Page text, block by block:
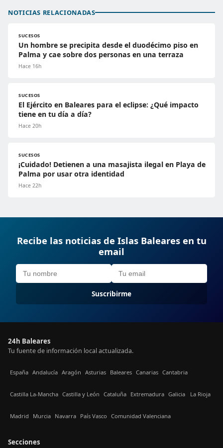
NOTICIAS RELACIONADAS
SUCESOS
Un hombre se precipita desde el duodécimo piso en
Palma y cae sobre dos personas en una terraza
Hace 16h
SUCESOS
El Ejército en Baleares para el eclipse: ¿Qué impacto
tiene en tu día a día?
Hace 20h
SUCESOS
¡Cuidado! Detienen a una masajista ilegal en Playa de
Palma por usar otra identidad
Hace 22h
Recibe las noticias de Islas Baleares en tu
email
Suscribirme
24h Baleares
Tu fuente de información local actualizada.
España Andalucía Aragón Asturias Baleares Canarias Cantabria
Castilla La-Mancha Castilla y León Cataluña Extremadura Galicia La Rioja
Madrid Murcia Navarra País Vasco Comunidad Valenciana
Secciones